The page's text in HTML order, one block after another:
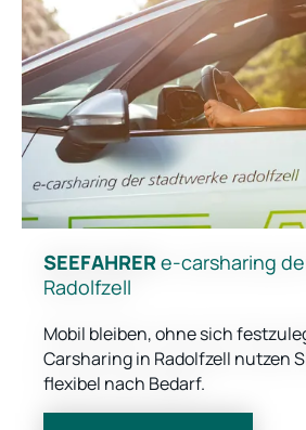
SEEFAHRERe-carsharing
Radolfzell
Mobil bleiben, ohne sich
Carsharing in Radolfzell nutzen
flexibel nach Bedarf.